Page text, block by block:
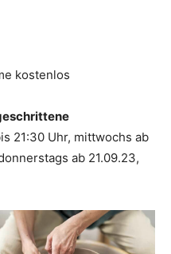
kostenlos
21:30 Uhr, mittwochs ab
ab 21.09.23,